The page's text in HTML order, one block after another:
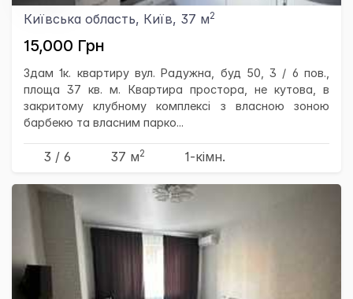
Київська область, Київ, 37 м2
15,000 Грн
Здам 1к. квартиру вул. Радужна, буд 50, 3 / 6 пов.,
площа 37 кв. м. Квартира простора, не кутова, в
закритому клубному комплексі з власною зоною
барбекю та власним парко...
3 / 6 37 м2 1-кімн.